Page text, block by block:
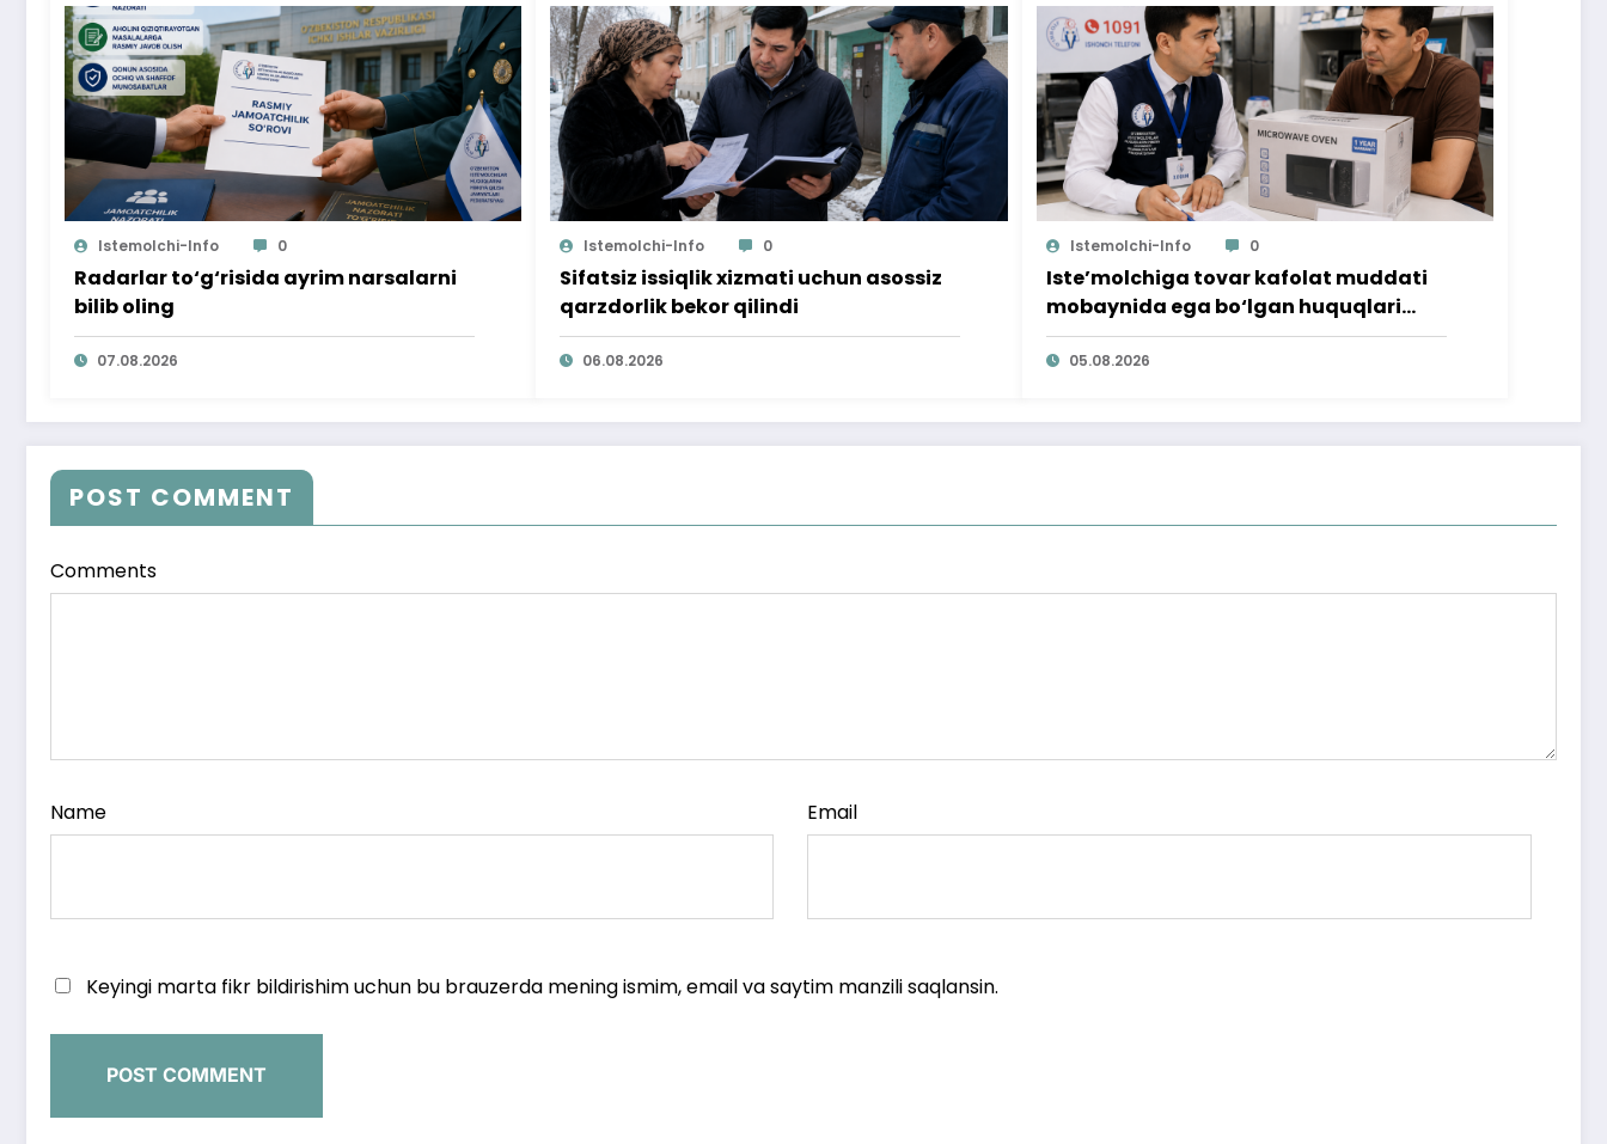
Istemolchi-Info 0
Radarlar to‘g‘risida ayrim narsalarni
bilib oling
07.08.2026
Istemolchi-Info 0
Sifatsiz issiqlik xizmati uchun asossiz
qarzdorlik bekor qilindi
06.08.2026
Istemolchi-Info 0
Iste’molchiga tovar kafolat muddati
mobaynida ega bo‘lgan huquqlari
ta’minlab berildi
05.08.2026
POST COMMENT
Comments
Name Email
Keyingi marta fikr bildirishim uchun bu brauzerda mening ismim, email va saytim manzili saqlansin.